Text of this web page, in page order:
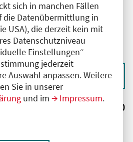
sich in manchen Fällen
die Datenübermittlung in
USA), die derzeit kein mit
Datenschutzniveau
Einstellungen“
jederzeit
Auswahl anpassen. Weitere
Sie in unserer
und im Impressum.
Suchergebnisse neu laden
Ergebnisse: 0